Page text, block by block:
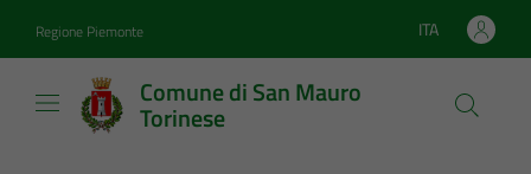
Regione Piemonte Lingua attiva:
ITA
Comune di San Mauro
Torinese